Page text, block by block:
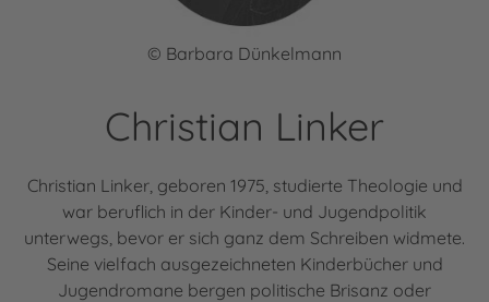
© Barbara Dünkelmann
Christian Linker
Christian Linker, geboren 1975, studierte Theologie und
war beruflich in der Kinder- und Jugendpolitik
unterwegs, bevor er sich ganz dem Schreiben widmete.
Seine vielfach ausgezeichneten Kinderbücher und
Jugendromane bergen politische Brisanz oder